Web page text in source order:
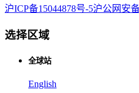
沪ICP备15044878号-5沪公网安
选择区域
全球站
English